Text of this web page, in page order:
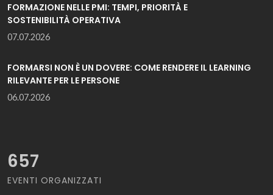
FORMAZIONE NELLE PMI: TEMPI, PRIORITÀ E
SOSTENIBILITÀ OPERATIVA
07.07.2026
FORMARSI NON È UN DOVERE: COME RENDERE IL LEARNING
RILEVANTE PER LE PERSONE
06.07.2026
657
EVENTI ORGANIZZATI